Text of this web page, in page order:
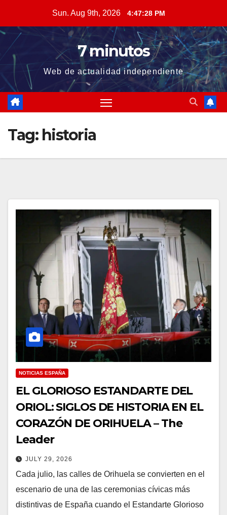
content
Sun. Aug 9th, 2026 4:47:29 PM
7 minutos
Web de actualidad independiente
Tag: historia
NOTICIAS ESPAÑA
EL GLORIOSO ESTANDARTE DEL
ORIOL: SIGLOS DE HISTORIA EN EL
CORAZÓN DE ORIHUELA – The
Leader
JULY 29, 2026
Cada julio, las calles de Orihuela se convierten en el
escenario de una de las ceremonias cívicas más
distintivas de España cuando el Estandarte Glorioso